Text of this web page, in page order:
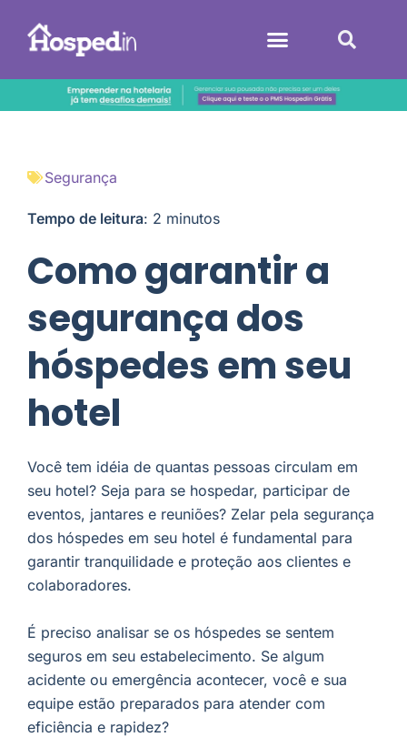
Segurança
Tempo de leitura: 2 minutos
Como garantir a
segurança dos
hóspedes em seu
hotel
Você tem idéia de quantas pessoas circulam em
seu hotel? Seja para se hospedar, participar de
eventos, jantares e reuniões? Zelar pela segurança
dos hóspedes em seu hotel é fundamental para
garantir tranquilidade e proteção aos clientes e
colaboradores.
É preciso analisar se os hóspedes se sentem
seguros em seu estabelecimento. Se algum
acidente ou emergência acontecer, você e sua
equipe estão preparados para atender com
eficiência e rapidez?